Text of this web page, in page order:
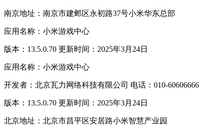
南京地址：南京市建邺区永初路37号小米华东总部
应用名称：小米游戏中心
版本：13.5.0.70 更新时间：2025年3月24日
应用名称：小米游戏中心
开发者：北京瓦力网络科技有限公司 电话：010-60606666
版本：13.5.0.70 更新时间：2025年3月24日
北京地址：北京市昌平区安居路小米智慧产业园